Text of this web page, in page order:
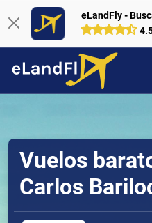
eLandFly -
Vuelos
Carlos